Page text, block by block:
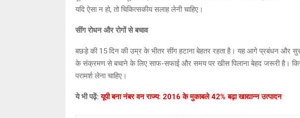
यदि ऐसा न हो, तो चिकित्सकीय सलाह लेनी चाहिए।
सींग रोधन और रोगों से बचाव
बछड़े की 15 दिन की उम्र के भीतर सींग हटाना बेहतर रहता है। यह आगे प्रबंधन और
के संक्रमण से बचाने के लिए साफ-सफाई और समय पर खीस पिलाना बेहद जरूरी है।
परामर्श लेना चाहिए।
ये भी पढ़ें:यूपी बना नंबर वन राज्य: 2016 के मुकाबले 42% बढ़ा खाद्यान्न उत्पादन